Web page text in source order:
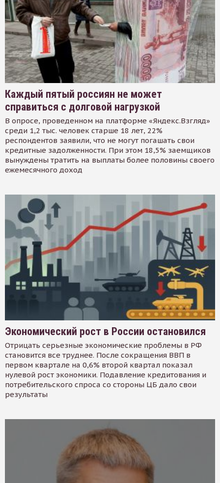
Каждый пятый россиян не может
справиться с долговой нагрузкой
В опросе, проведенном на платформе «Яндекс.Взгляд»
среди 1,2 тыс. человек старше 18 лет, 22%
респондентов заявили, что не могут погашать свои
кредитные задолженности. При этом 18,5% заемщиков
вынуждены тратить на выплаты более половины своего
ежемесячного доход
Экономический рост в России остановился
Отрицать серьезные экономические проблемы в РФ
становится все труднее. После сокращения ВВП в
первом квартале на 0,6% второй квартал показал
нулевой рост экономики. Подавление кредитования и
потребительского спроса со стороны ЦБ дало свои
результаты